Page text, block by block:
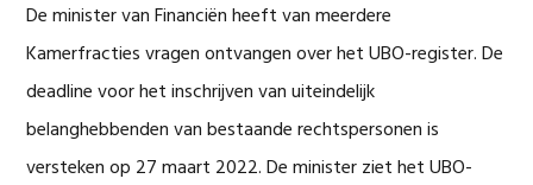
De minister van Financiën heeft van meerdere
Kamerfracties vragen ontvangen over het UBO-register. De
deadline voor het inschrijven van uiteindelijk
belanghebbenden van bestaande rechtspersonen is
versteken op 27 maart 2022. De minister ziet het UBO-